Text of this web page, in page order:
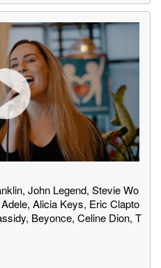
John Legend, Stevie Wo
Alicia Keys, Eric Clapto
Beyonce, Celine Dion, T
Frank Sinatra, Cyndi Lou